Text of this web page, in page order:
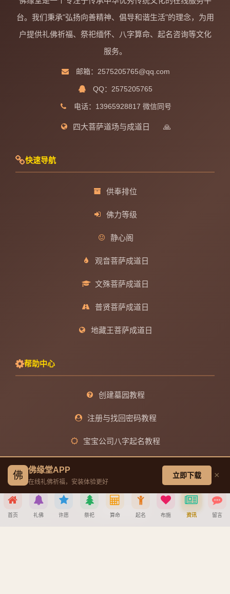
台。我们秉承"弘扬向善精神、倡导和谐生活"的理念，为用
户提供礼佛祈福、祭祀缅怀、八字算命、起名咨询等文化
服务。
邮箱：2575205765@qq.com
QQ：2575205765
电话：13965928817 微信同号
四大菩萨道场与成道日 🙏
快速导航
供奉排位
佛力等级
静心阁
观音菩萨成道日
文殊菩萨成道日
普贤菩萨成道日
地藏王菩萨成道日
帮助中心
创建墓园教程
注册与找回密码教程
宝宝公司八字起名教程
APP安装详细教程
手机吉凶查询
佛 佛缘堂APP
在线礼佛祈福，安装体验更好
立即下载 ×
首页 礼佛 许愿 祭祀 算命 起名 布施 资讯 留言